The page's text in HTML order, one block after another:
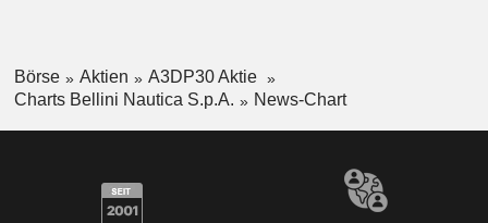
Börse Aktien
A3DP30 Aktie
Charts Bellini Nautica S.p.A.
News-Chart